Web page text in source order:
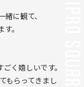
に観て、
。
く嬉しいです。
もらってきまし